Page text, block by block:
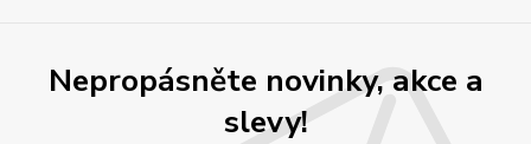
Nepropásněte novinky, akce a
slevy!